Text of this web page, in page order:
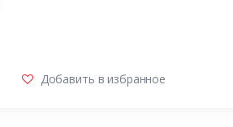
Добавить в избранное